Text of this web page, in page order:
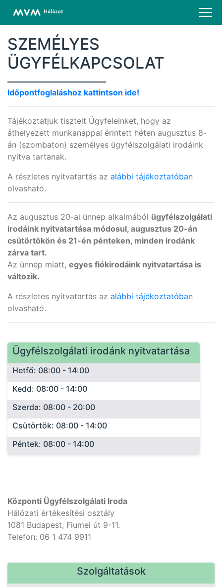
SZEMÉLYES
ÜGYFÉLKAPCSOLAT
Időpontfoglaláshoz kattintson ide!
Tájékoztatjuk tisztelt Ügyfeleinket, hogy az
áthelyezett munkanappal érintett héten augusztus 8-
án (szombaton) személyes ügyfélszolgálati irodáink
nyitva tartanak.
A részletes nyitvatartás az alábbi tájékoztatóban
olvasható.
Az augusztus 20-ai ünnep alkalmából ügyfélszolgálati
irodáink nyitvatartása módosul, augusztus 20-án
csütörtökön és 21-én pénteken, minden irodánk
zárva tart.
Az ünnep miatt, egyes fiókirodáink nyitvatartása is
változik.
A részletes nyitvatartás az alábbi tájékoztatóban
olvasható.
Ügyfélszolgálati irodánk nyitvatartása
Hetfő: 08:00 - 14:00
Kedd: 08:00 - 14:00
Szerda: 08:00 - 20:00
Csütörtök: 08:00 - 14:00
Péntek: 08:00 - 14:00
Központi Ügyfélszolgálati Iroda
Hálózati értékesítési osztály
1081 Budapest, Fiumei út 9-11.
Telefon: 06 1 474 9911
Szolgáltatások